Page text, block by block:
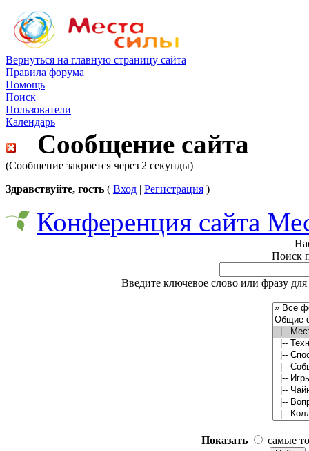
Вернуться на главную страницу сайта
Правила форума
Помощь
Поиск
Пользователи
Календарь
Сообщение сайта
(Сообщение закроется через 2 секунды)
Здравствуйте, гость ( Вход | Регистрация )
Конференция сайта
Поиск
Введите ключевое слово или фразу
Показать самые